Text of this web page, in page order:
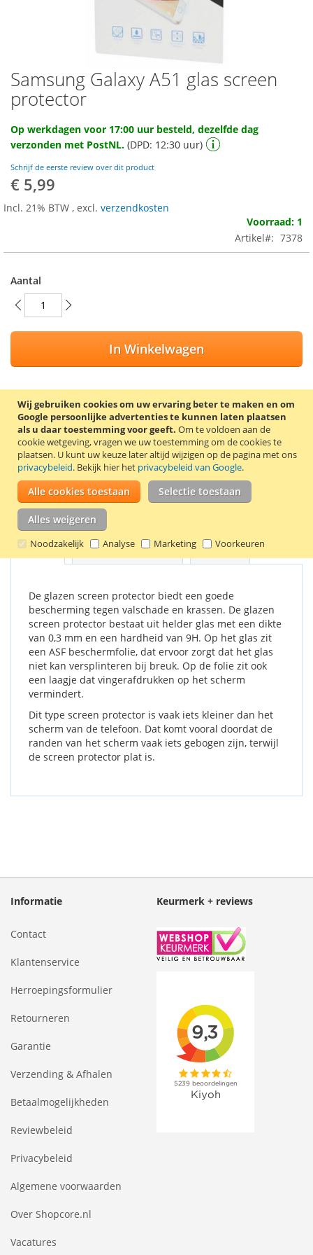
Wij gebruiken cookies om uw ervaring beter te maken en om
Google persoonlijke advertenties te kunnen laten plaatsen
als u daar toestemming voor geeft. Om te voldoen aan de
cookie wetgeving, vragen we uw toestemming om de cookies te
plaatsen. U kunt uw keuze later altijd wijzigen op de pagina met ons
privacybeleid. Bekijk hier het privacybeleid van Google.
Alle cookies toestaan Selectie toestaan
Alles weigeren
Noodzakelijk Analyse Marketing Voorkeuren
Ga
naar
het
van
de
gallerij
Samsung Galaxy A51 glas screen
protector
Op werkdagen voor 17:00 uur besteld, dezelfde dag
verzonden met PostNL. (DPD: 12:30 uur)
Schrijf de eerste review over dit product
€ 5,99
Incl. 21% BTW , excl. verzendkosten
Voorraad: 1
Artikel
7378
Aantal
In Winkelwagen
VOEG TOE AAN VERLANGLIJST
TOEVOEGEN OM TE VERGELIJKEN
Screen protector van gehard glas voor de Samsung Galaxy
A51. De screen protector wordt geleverd met 2
schoonmaakdoekjes, waarmee het scherm eerst
schoongemaakt kan worden.
Details Productkenmerken Reviews
De glazen screen protector biedt een goede
bescherming tegen valschade en krassen. De glazen
screen protector bestaat uit helder glas met een dikte
van 0,3 mm en een hardheid van 9H. Op het glas zit
een ASF beschermfolie, dat ervoor zorgt dat het glas
niet kan versplinteren bij breuk. Op de folie zit ook
een laagje dat vingerafdrukken op het scherm
vermindert.
Dit type screen protector is vaak iets kleiner dan het
scherm van de telefoon. Dat komt vooral doordat de
randen van het scherm vaak iets gebogen zijn, terwijl
de screen protector plat is.
Informatie
Contact
Klantenservice
Herroepingsformulier
Retourneren
Garantie
Verzending & Afhalen
Betaalmogelijkheden
Reviewbeleid
Privacybeleid
Algemene voorwaarden
Over Shopcore.nl
Vacatures
Keurmerk + reviews